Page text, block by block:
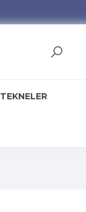
TEKNELER